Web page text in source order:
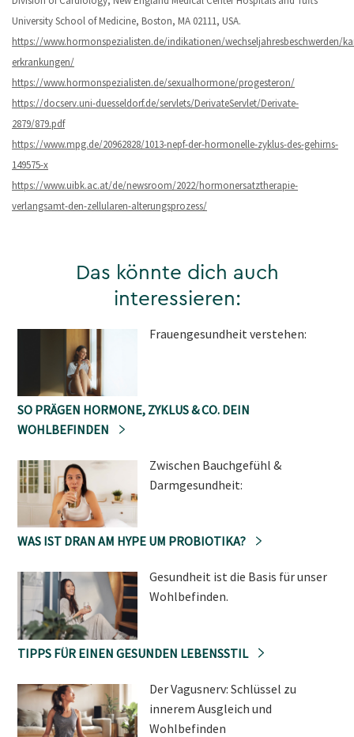
University School of Medicine, Boston, MA 02111, USA.
https://www.hormonspezialisten.de/indikationen/wechseljahresbeschwerden/
erkrankungen/
https://www.hormonspezialisten.de/sexualhormone/progesteron/
https://docserv.uni-duesseldorf.de/servlets/DerivateServlet/Derivate-
2879/879.pdf
https://www.mpg.de/20962828/1013-nepf-der-hormonelle-zyklus-des-gehirns-
149575-x
https://www.uibk.ac.at/de/newsroom/2022/hormonersatztherapie-
verlangsamt-den-zellularen-alterungsprozess/
Das könnte dich auch
interessieren:
Frauengesundheit verstehen:
SO PRÄGEN HORMONE, ZYKLUS & CO. DEIN
WOHLBEFINDEN
Zwischen Bauchgefühl &
Darmgesundheit:
WAS IST DRAN AM HYPE UM PROBIOTIKA?
Gesundheit ist die Basis für unser
Wohlbefinden.
TIPPS FÜR EINEN GESUNDEN LEBENSSTIL
Der Vagusnerv: Schlüssel zu
innerem Ausgleich und
Wohlbefinden